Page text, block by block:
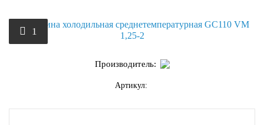
1
Производитель:
Артикул: